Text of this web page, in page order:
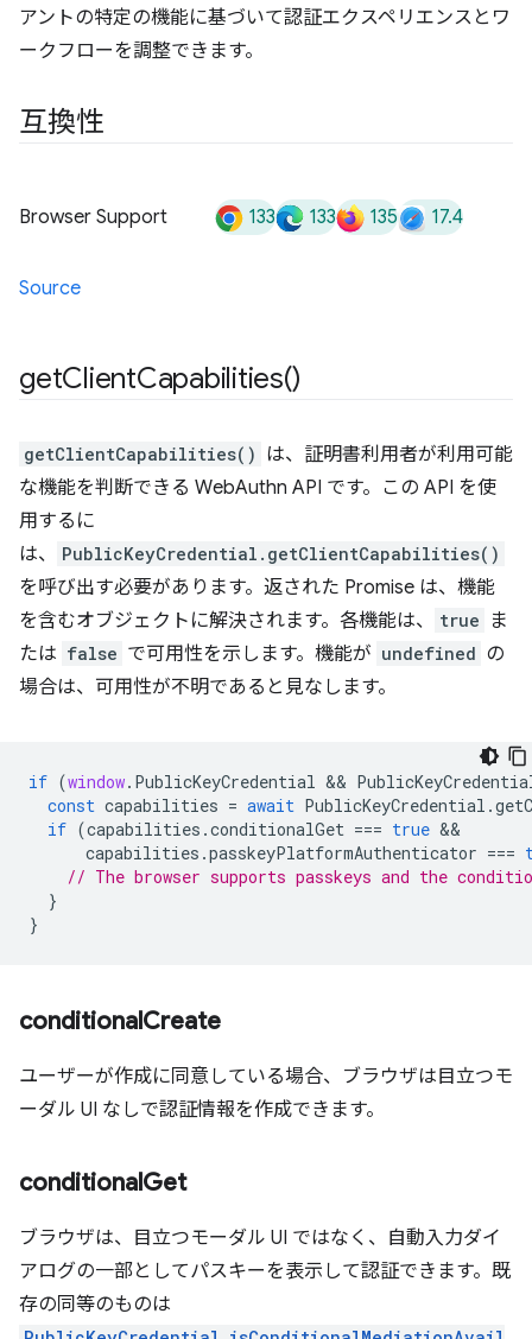
アントの特定の機能に基づいて認証エクスペリエンスとワ
ークフローを調整できます。
互換性
Browser Support 133 133 135 17.4
Source
getClientCapabilities()
getClientCapabilities() は、証明書利用者が利用可能
な機能を判断できる WebAuthn API です。この API を使
用するに
は、
PublicKeyCredential.getClientCapabilities()
を呼び出す必要があります。返された Promise は、機能
を含むオブジェクトに解決されます。各機能は、
true
ま
たは false で可用性を示します。機能が undefined の
場合は、可用性が不明であると見なします。
if (window. PublicKeyCredential &&
const capabilities = await PublicKeyCredential .
if (capabilities .conditionalGet === true
capabilities .passkeyPlatformAuthenticator ===
// The browser supports passkeys and the
}
}
conditionalCreate
ユーザーが作成に同意している場合、ブラウザは目立つモ
ーダル UI なしで認証情報を作成できます。
conditionalGet
ブラウザは、目立つモーダル UI ではなく、自動入力ダイ
アログの一部としてパスキーを表示して認証できます。既
存の同等のものは